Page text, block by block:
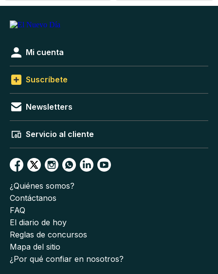
Mi cuenta
Suscríbete
Newsletters
Servicio al cliente
¿Quiénes somos?
Contáctanos
FAQ
El diario de hoy
Reglas de concursos
Mapa del sitio
¿Por qué confiar en nosotros?